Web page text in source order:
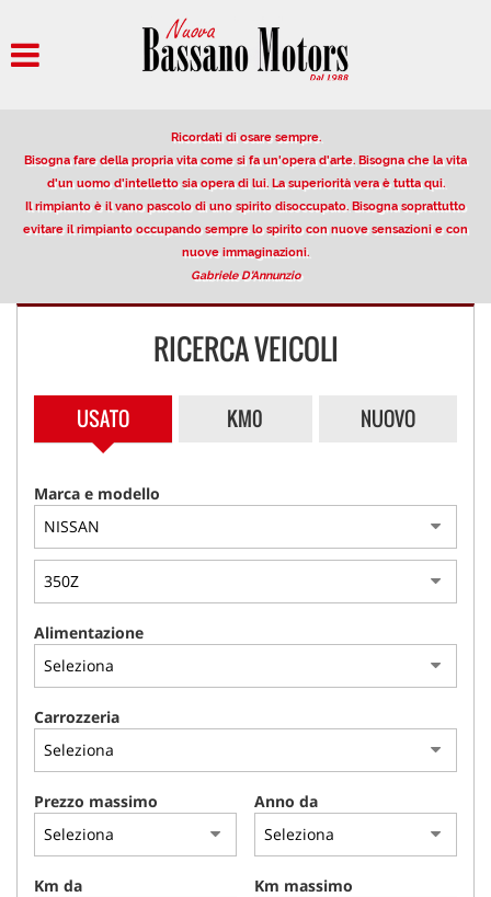
PARCO AUTO
AUTO IN VETRINA
OFFERTE NOLEGGIO LUNGO
NLT
NOLEGGIO A BREVE TERMINE
ASSISTENZA
CONTATTI
PROMO FINANZIAMENTI
IL SABATO POMERIGGIO
Ricordati di osare sempre.
Bisogna fare della propria vita come si fa un'opera d'arte. Bisogna che la vita
d'un uomo d'intelletto sia opera di lui. La superiorità vera è tutta qui.
Il rimpianto è il vano pascolo di uno spirito disoccupato. Bisogna soprattutto
evitare il rimpianto occupando sempre lo spirito con nuove sensazioni e con
nuove immaginazioni.
Gabriele D'Annunzio
RICERCA VEICOLI
USATO KM0 NUOVO
Marca e modello
Alimentazione
Carrozzeria
Prezzo massimo Anno da
Km da Km massimo